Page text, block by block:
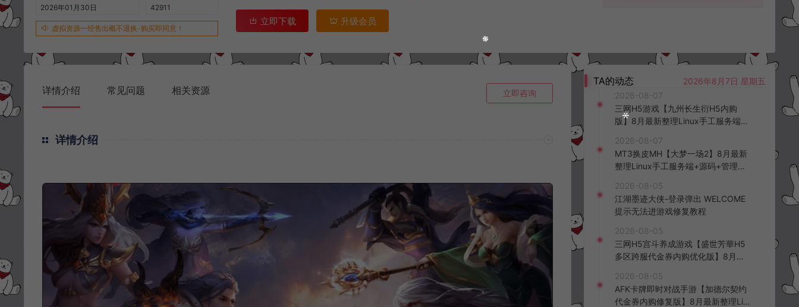
2026年01月30日
42911
虚拟资源一经售出概不退换-购买即同意！
立即下载 升级会员
详情介绍 常见问题 相关资源 立即咨询
详情介绍
TA的动态
2026年8月7日 星期五
2026-08-07
三网H5游戏【九州长生衍H5内购
版】8月最新整理Linux手工服务端
客户端+详细搭建教程+视频教程
2026-08-07
MT3换皮MH【大梦一场2】8月最新
整理Linux手工服务端+源码+管理后
频教程
2026-08-05
江湖墨迹大侠-登录弹出 WELCOME
提示无法进游戏修复教程
2026-08-05
三网H5宫斗养成游戏【盛世芳華H5
多区跨服代金券内购优化版】8月最
台+全资源安卓+详细搭建教程+视频
教程
2026-08-05
AFK卡牌即时对战手游【加德尔契约
代金券内购修复版】8月最新整理Lin